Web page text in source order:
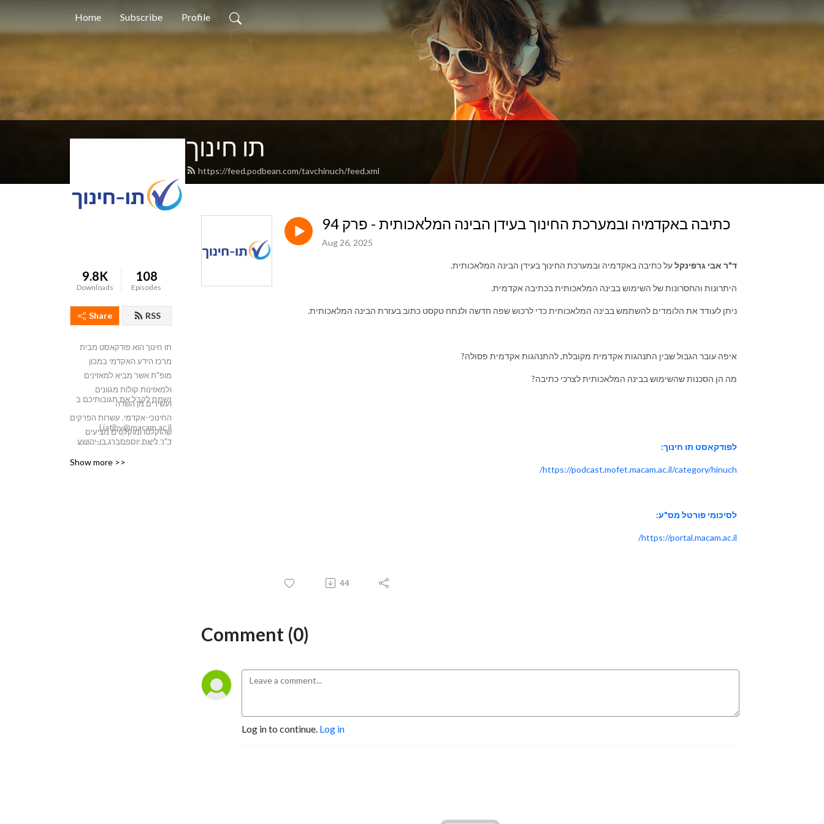
Home Subscribe Profile
תו חינוך
https://feed.podbean.com/tavchinuch/feed.xml
9.8K
Downloads
108
Episodes
Share RSS
תו חינוך הוא פודקאסט מבית
מרכז הידע האקדמי במכון
מופ"ת אשר מביא למאזינים
ולמאזינות קולות מגוונים
ועשירים מן השדה
החינוכי-אקדמי. עשרות הפרקים
שהוקלטו ומוקלטים מציעים
ראיונות מעמיקים עם חוקרות
וחוקרים, קובעי מדיניות ומובילי
נשמח לקבל את תגובותיכם ב
Liatjby@macam.ac.il
ד”ר ליאת יוספסברג בן-יהושע
Show more >>
כתיבה באקדמיה ובמערכת החינוך בעידן הבינה המלאכותית - פרק 94
Aug 26, 2025
ד"ר אבי גרפינקלעל כתיבה באקדמיה ובמערכת החינוך בעידן הבינה המלאכותית.
היתרונות והחסרונות של השימוש בבינה המלאכותית בכתיבה אקדמית.
ניתן לעודד את הלומדים להשתמש בבינה המלאכותית כדי לרכוש שפה חדשה ולנתח טקסט כתוב בעזרת הבינה המלאכותית.
איפה עובר הגבול שבין התנהגות אקדמית מקובלת, להתנהגות אקדמית פסולה?
מה הן הסכנות שהשימוש בבינה המלאכותית לצרכי כתיבה?
לפודקאסט תו חינוך:
https://podcast.mofet.macam.ac.il/category/hinuch/
לסיכומי פורטל מס"ע:
https://portal.macam.ac.il/
44
Comment (0)
Log in to continue. Log in